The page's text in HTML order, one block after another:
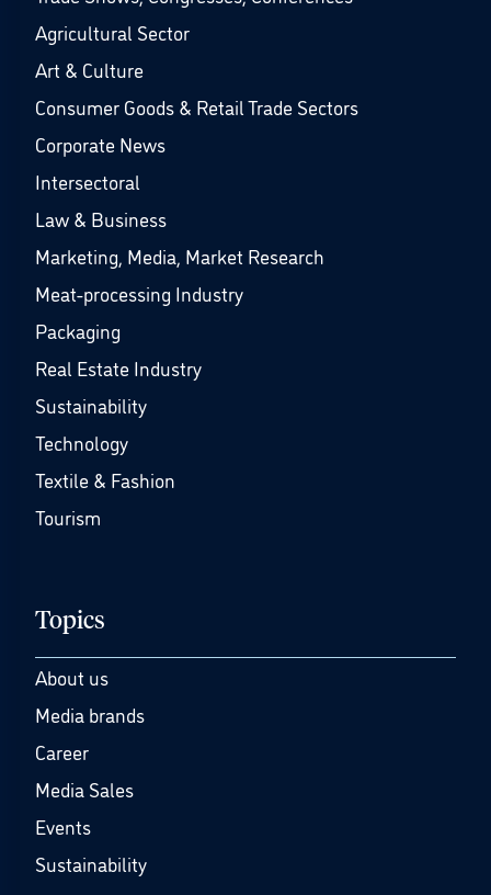
Agricultural Sector
Art & Culture
Consumer Goods & Retail Trade Sectors
Corporate News
Intersectoral
Law & Business
Marketing, Media, Market Research
Meat-processing Industry
Packaging
Real Estate Industry
Sustainability
Technology
Textile & Fashion
Tourism
Topics
About us
Media brands
Career
Media Sales
Events
Sustainability